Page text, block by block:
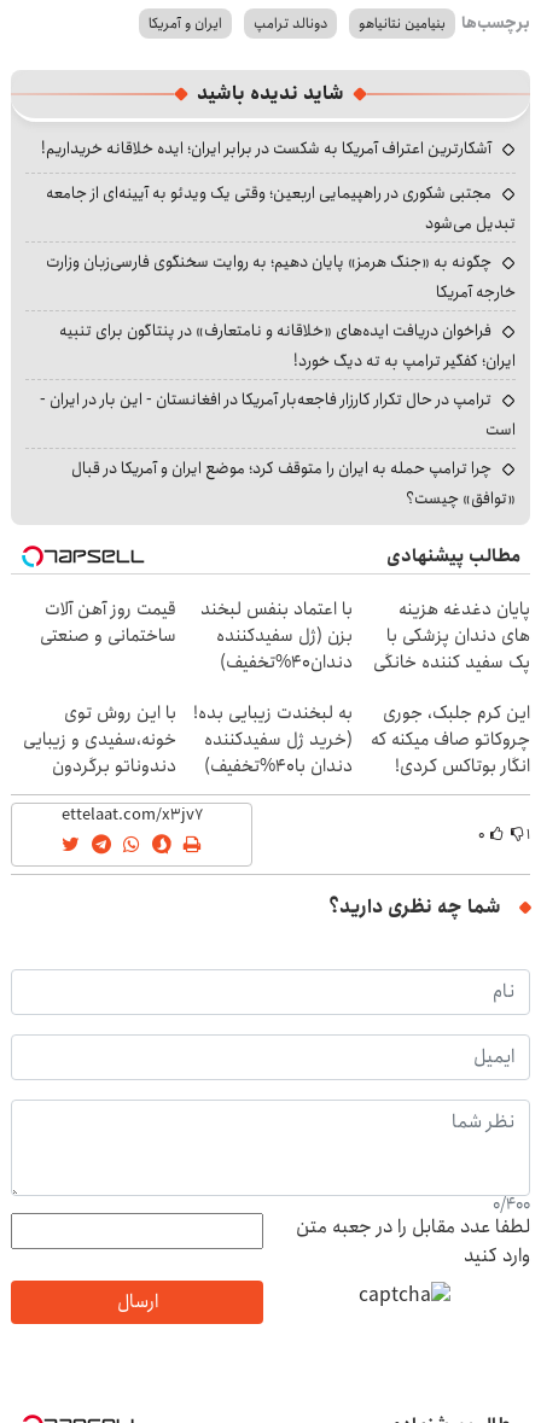
برچسب‌ها بنیامین نتانیاهو دونالد ترامپ ایران و آمریکا
شاید ندیده باشید
آشکارترین اعتراف آمریکا به شکست در برابر ایران؛ ایده خلاقانه خریداریم!
مجتبی شکوری در راهپیمایی اربعین؛ وقتی یک ویدئو به آیینه‌ای از جامعه
تبدیل می‌شود
چگونه به «جنگ هرمز» پایان دهیم؛ به روایت سخنگوی فارسی‌زبان وزارت
خارجه آمریکا
فراخوان دریافت ایده‌های «خلاقانه و نامتعارف» در پنتاگون برای تنبیه
ایران؛ کفگیر ترامپ به ته دیگ خورد!
ترامپ در حال تکرار کارزار فاجعه‌بار آمریکا در افغانستان - این بار در ایران -
است
چرا ترامپ حمله به ایران را متوقف کرد؛ موضع ایران و آمریکا در قبال
«توافق» چیست؟
مطالب پیشنهادی
پایان دغدغه هزینه
های دندان پزشکی با
پک سفید کننده خانگی
با اعتماد بنفس لبخند
بزن (ژل سفیدکننده
دندان40%تخفیف)
قیمت روز آهن آلات
ساختمانی و صنعتی
این کرم جلبک، جوری
چروکاتو صاف میکنه که
انگار بوتاکس کردی!
(تخفیف ویژه)
به لبخندت زیبایی بده!
(خرید ژل سفیدکننده
دندان با40%تخفیف)
با این روش توی
خونه،سفیدی و زیبایی
دندوناتو برگردون
(40%off)
۱ ۰
شما چه نظری دارید؟
0/400
لطفا عدد مقابل را در جعبه متن
وارد کنید
ارسال